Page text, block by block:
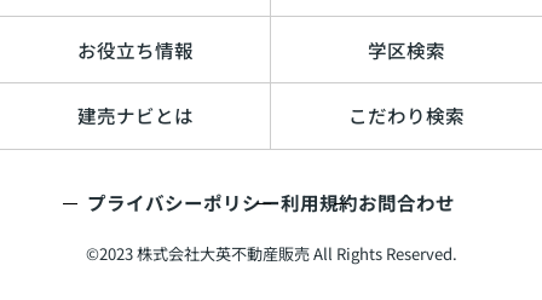
お役立ち情報 学区検索
建売ナビとは こだわり検索
プライバシーポリシー利用規約お問合わせ
©2023 株式会社大英不動産販売 All Rights Reserved.